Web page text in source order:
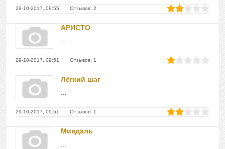
29-10-2017, 09:55 Отзывов: 2
АРИСТО
29-10-2017, 09:51 Отзывов: 1
Лёгкий шаг
29-10-2017, 09:51 Отзывов: 1
Миндаль